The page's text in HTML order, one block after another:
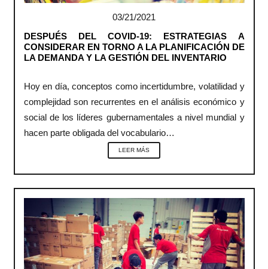
03/21/2021
DESPUÉS DEL COVID-19: ESTRATEGIAS A
CONSIDERAR EN TORNO A LA PLANIFICACIÓN DE
LA DEMANDA Y LA GESTIÓN DEL INVENTARIO
Hoy en día, conceptos como incertidumbre, volatilidad y
complejidad son recurrentes en el análisis económico y
social de los líderes gubernamentales a nivel mundial y
hacen parte obligada del vocabulario…
LEER MÁS